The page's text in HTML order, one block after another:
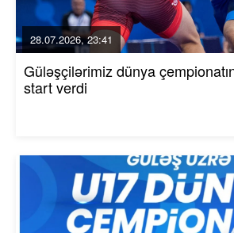
28.07.2026, 23:41
Güləşçilərimiz dünya
start verdi